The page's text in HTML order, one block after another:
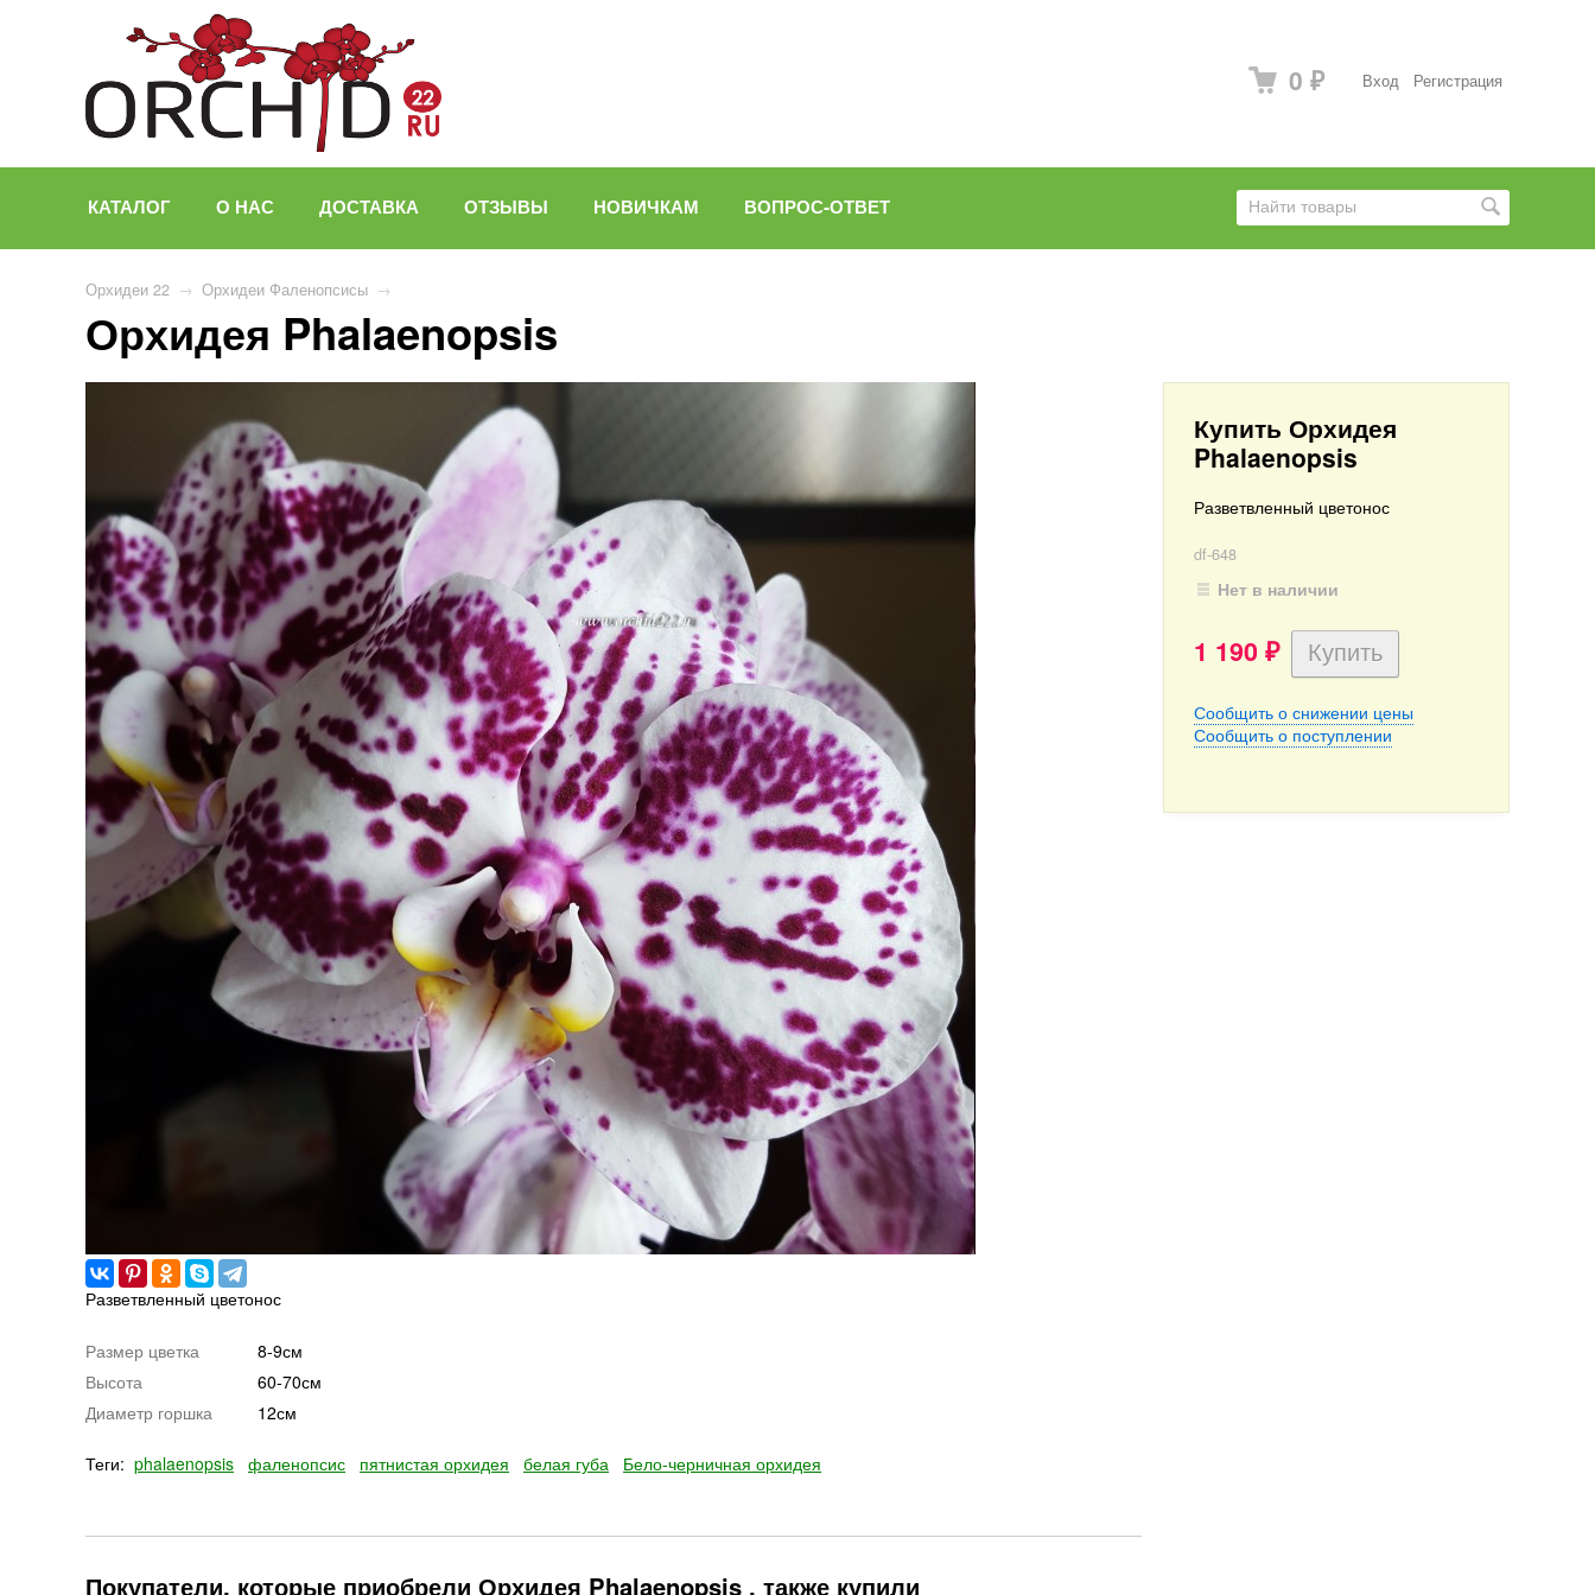
Вход Регистрация
0 ₽
КАТАЛОГ О НАС ДОСТАВКА ОТЗЫВЫ НОВИЧКАМ ВОПРОС-ОТВЕТ
Орхидеи 22 → Орхидеи Фаленопсисы →
Орхидея Phalaenopsis
Купить Орхидея
Phalaenopsis
Разветвленный цветонос
df-648
Нет в наличии
1 190 ₽
Сообщить о снижении цены
Сообщить о поступлении
Разветвленный цветонос
Размер цветка
8-9см
Высота
60-70см
Диаметр горшка
12см
Теги: phalaenopsis фаленопсис пятнистая орхидея белая губа Бело-черничная орхидея
Покупатели, которые приобрели Орхидея Phalaenopsis , также купили